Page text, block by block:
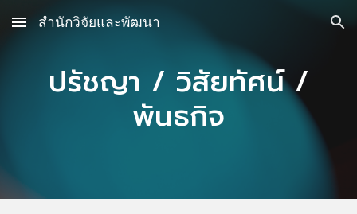
Skip to main content Skip to navigation
สำนักวิจัยและพัฒนา
ปรัชญา / วิสัยทัศน์ /
พันธกิจ